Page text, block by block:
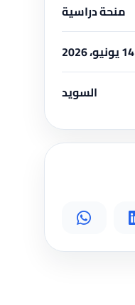
منحة دراسية
14 يونيو، 2026
السويد